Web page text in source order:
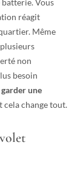
réagit
Même
non
besoin
une
cela change tout.